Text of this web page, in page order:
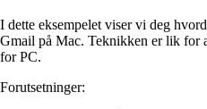
I dette eksempelet viser vi deg
Gmail på Mac. Teknikken er lik for
for PC.
Forutsetninger: